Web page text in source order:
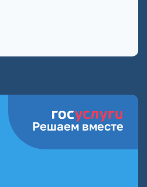
Решаем вместе